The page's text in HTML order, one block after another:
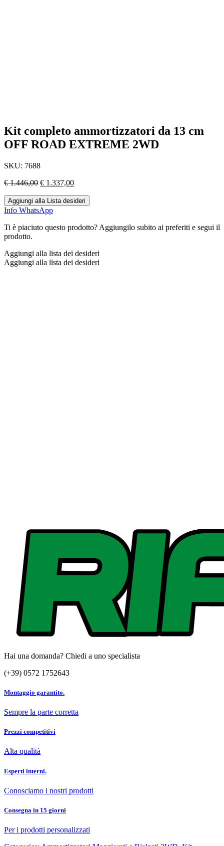
Kit completo ammortizzatori da 13 cm
OFF ROAD EXTREME 2WD
SKU: 7688
€1.446,00 Il
originale
era:
€ 1.337,00Il
attuale
Aggiungi alla Lista desideri
Info WhatsApp
Ti è piaciuto questo prodotto? Aggiungilo subito ai preferiti e segui il
prodotto.
Aggiungi alla lista dei desideri
Aggiungi alla lista dei desideri
Hai una domanda? Chiedi a uno specialista
(+39) 0572 1752643
Montaggio garantito.
Sempre la parte corretta
Prezzi competitivi
Alta qualità
Esperti interni.
Conosciamo i nostri prodotti
Consegna in 15 giorni
Per i prodotti personalizzati